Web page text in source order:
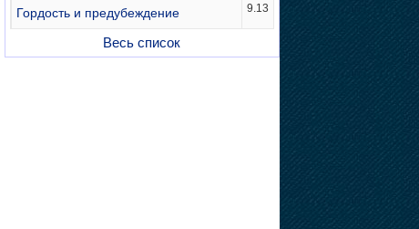
Гордость и предубеждение 9.13
Весь список